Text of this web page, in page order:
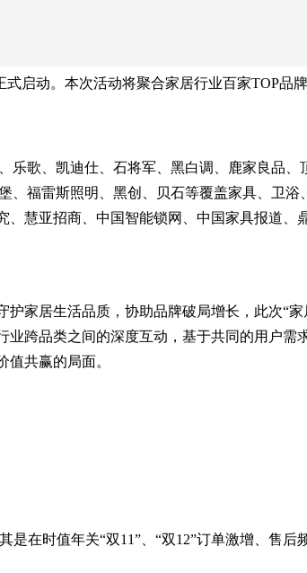
启动。本次活动将聚合家居行业百家TOP品
歌、凯迪仕、石将军、黑白调、鹿家良品、
、福雷斯照明、黑创、贝石等覆盖家具、卫浴
慧亚招商、中国智能锁网、中国家具报道、
家居生活品质，协助品牌破局增长，此次“
跨品类之间的深度互动，基于共同的用户需
共赢的局面。
在时值年关“双11”、“双12”订单激增、售后